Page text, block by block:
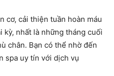
cơ, cải thiện tuần hoàn máu
nhất là những tháng cuối
chân. Bạn có thể nhờ đến
spa uy tín với dịch vụ